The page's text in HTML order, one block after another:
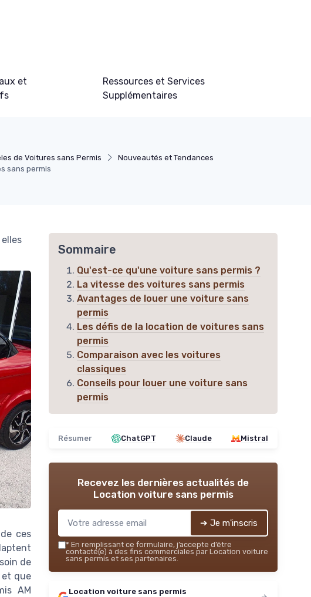
et
Ressources et Services
Supplémentaires
de Voitures sans Permis
Nouveautés et Tendances
sans permis
ces
de
et que
AM
Sommaire
Qu'est-ce qu'une voiture sans permis ?
La vitesse des voitures sans permis
Avantages de louer une voiture sans
permis
Les défis de la location de voitures sans
permis
Comparaison avec les voitures
classiques
Conseils pour louer une voiture sans
permis
Résumer ChatGPT Claude Mistral
Recevez les dernières actualités de
Location voiture sans permis
➔ Je m'inscris
* En remplissant ce formulaire, j’accepte d’être
contacté(e) à des fins commerciales par Location voiture
sans permis et ses partenaires.
Location voiture sans permis